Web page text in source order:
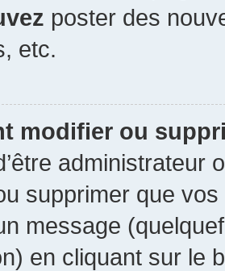
poster des
etc.
modifier ou
administrateur
supprimer que
message
en cliquant sur le